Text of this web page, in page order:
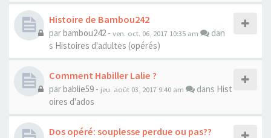
Histoire de Bambou242
parbambou242 - ven. oct. 06, 2017 10:35 am
dan
s Histoires d'adultes (opérés)
Comment Habiller Lalie ?
parbablie59 - jeu. août 03, 2017 9:40 am dans Hist
oires d'ados
Dos opéré: souplesse perdue ou pas??